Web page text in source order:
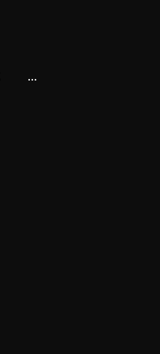
...